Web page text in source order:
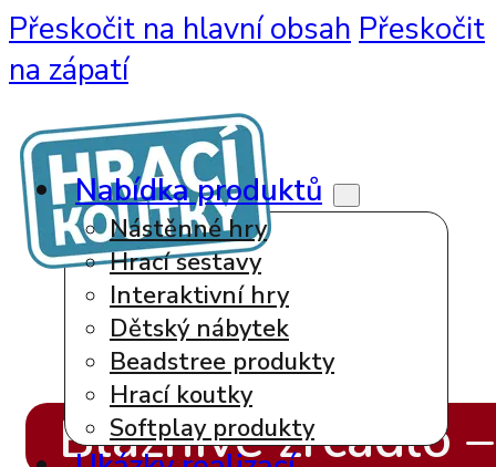
Přeskočit na hlavní obsah Přeskočit
na zápatí
Nabídka produktů
Nástěnné hry
Hrací sestavy
Interaktivní hry
Dětský nábytek
Beadstree produkty
Hrací koutky
Softplay produkty
Bláznivé zrcadlo